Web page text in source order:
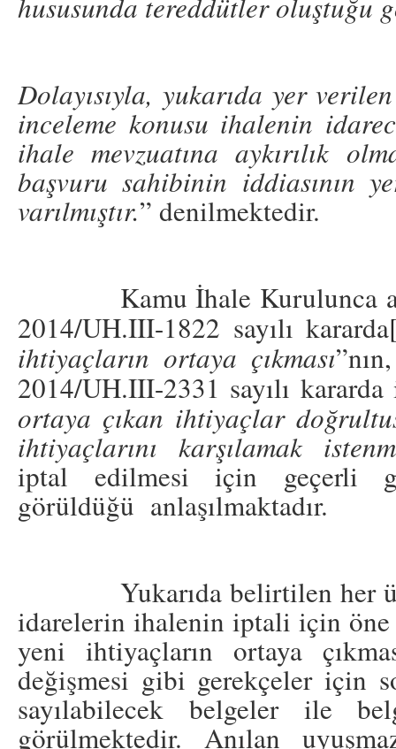
Dolayısıyla, yukarıda yer
inceleme konusu ihalenin
ihale mevzuatına aykırılık
başvuru sahibinin iddiasının
varılmıştır.” denilmektedir.
Kamu İhale Kurulunca
2014/UH.III-1822 sayılı kararda
ihtiyaçların ortaya çıkması
2014/UH.III-2331 sayılı kararda
ortaya çıkan ihtiyaçlar
ihtiyaçlarını karşılamak
iptal edilmesi için geçerli
görüldüğü anlaşılmaktadır.
Yukarıda belirtilen her üç
idarelerin ihalenin iptali için
yeni ihtiyaçların ortaya
değişmesi gibi gerekçeler için
sayılabilecek belgeler ile
görülmektedir. Anılan